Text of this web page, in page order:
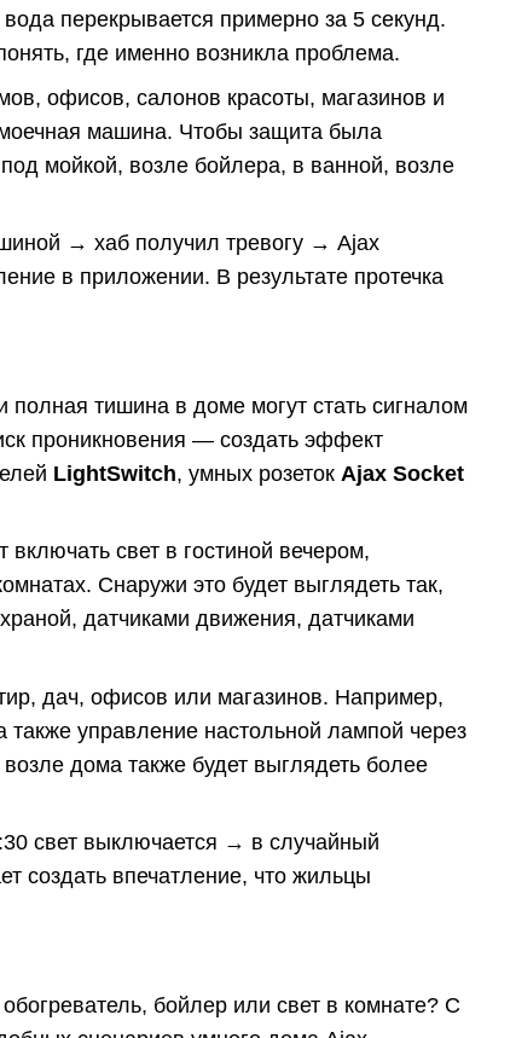
вода перекрывается примерно за 5 секунд.
где именно возникла проблема.
офисов, салонов красоты, магазинов и
машина. Чтобы защита была
мойкой, возле бойлера, в ванной, возле
→ хаб получил тревогу → Ajax
в приложении. В результате протечка
тишина в доме могут стать сигналом
проникновения — создать эффект
LightSwitch, умных розеток Ajax Socket
свет в гостиной вечером,
Снаружи это будет выглядеть так,
датчиками движения, датчиками
дач, офисов или магазинов. Например,
управление настольной лампой через
дома также будет выглядеть более
свет выключается → в случайный
создать впечатление, что жильцы
бойлер или свет в комнате? С